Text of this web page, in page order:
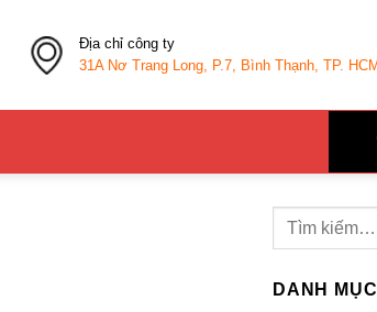
Địa chỉ công ty
31A Nơ Trang Long, P.7, Bình Thạnh, TP. HCM
DANH